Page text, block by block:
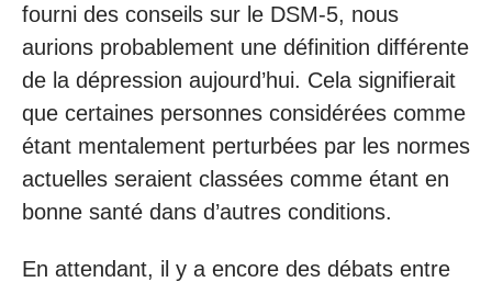
fourni des conseils sur le DSM-5, nous
aurions probablement une définition différente
de la dépression aujourd’hui. Cela signifierait
que certaines personnes considérées comme
étant mentalement perturbées par les normes
actuelles seraient classées comme étant en
bonne santé dans d’autres conditions.
En attendant, il y a encore des débats entre